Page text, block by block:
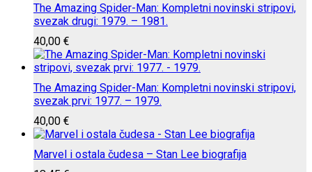
The Amazing Spider-Man: Kompletni novinski stripovi,
svezak drugi: 1979. – 1981.
40,00 €
The Amazing Spider-Man: Kompletni novinski stripovi,
svezak prvi: 1977. – 1979.
40,00 €
Marvel i ostala čudesa – Stan Lee biografija